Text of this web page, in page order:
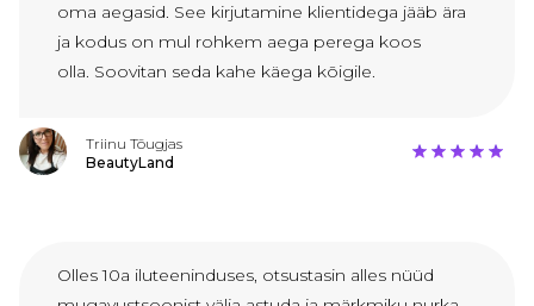
oma aegasid. See kirjutamine klientidega jääb ära
ja kodus on mul rohkem aega perega koos
olla. Soovitan seda kahe käega kõigile.
Triinu Tõugjas
BeautyLand
Olles 10a iluteeninduses, otsustasin alles nüüd